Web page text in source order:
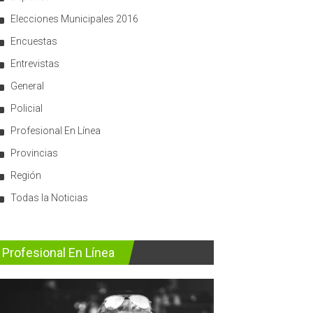
Elecciones Municipales 2016
Encuestas
Entrevistas
General
Policial
Profesional En Línea
Provincias
Región
Todas la Noticias
Profesional En Línea